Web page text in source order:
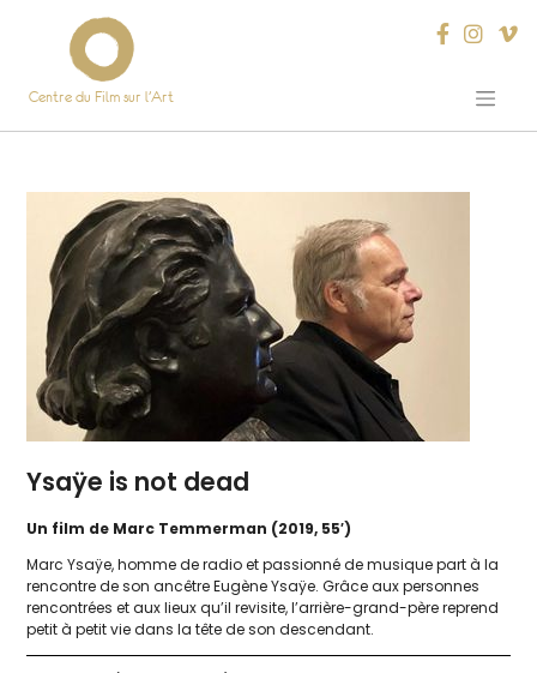
Centre du Film sur l’Art
Ysaÿe is not dead
Un film de Marc Temmerman (2019, 55′)
Marc Ysaÿe, homme de radio et pas­sion­né de musique part à la
ren­contre de son ancêtre Eugène Ysaÿe. Grâce aux per­sonnes
ren­con­trées et aux lieux qu’il revi­site, l’arrière-grand-père reprend
petit à petit vie dans la tête de son descendant.